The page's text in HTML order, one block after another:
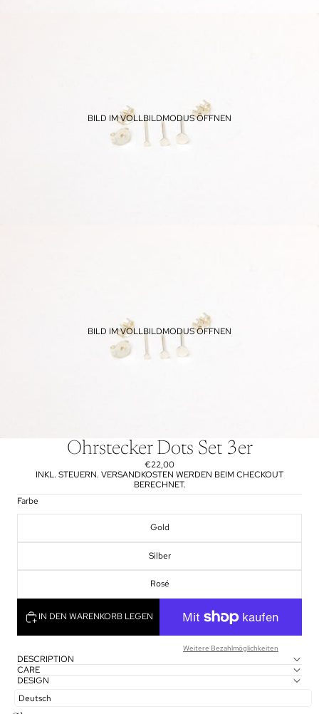
BILD IM VOLLBILDMODUS ÖFFNEN
BILD IM VOLLBILDMODUS ÖFFNEN
Ohrstecker Dots Set 3er
€22,00
INKL. STEUERN. VERSANDKOSTEN WERDEN BEIM CHECKOUT
BERECHNET.
Farbe
Gold
Silber
Rosé
IN DEN WARENKORB LEGEN
Weitere Bezahlmöglichkeiten
DESCRIPTION
CARE
DESIGN
Deutsch